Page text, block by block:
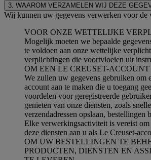
3. WAAROM VERZAMELEN WIJ DEZE
Wij kunnen uw gegevens verwerken voor de
VOOR ONZE WETTELIJKE
Mogelijk moeten we bepaalde
te voldoen aan onze wettelijke
verplichtingen die voortvloeien uit
OM EEN LE CREUSET-
We zullen uw gegevens gebruiken om
account aan te maken die u toegang
voordelen voor geregistreerde
genieten van onze diensten, zoals
verzendadressen opslaan, bestellingen
Elke verwerkingsactiviteit is vereist om
deze diensten aan u als Le Creuset-
OM UW BESTELLINGEN TE
PRODUCTEN, DIENSTEN EN